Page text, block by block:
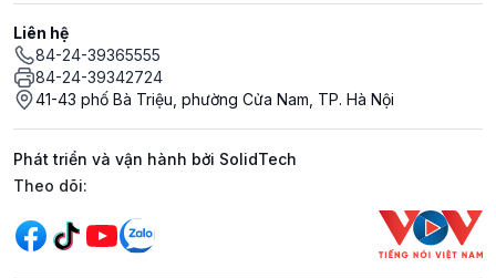
Liên hệ
84-24-39365555
84-24-39342724
41-43 phố Bà Triệu, phường Cửa Nam, TP. Hà Nội
Phát triển và vận hành bởi SolidTech
Mạng xã hội
Theo dõi: